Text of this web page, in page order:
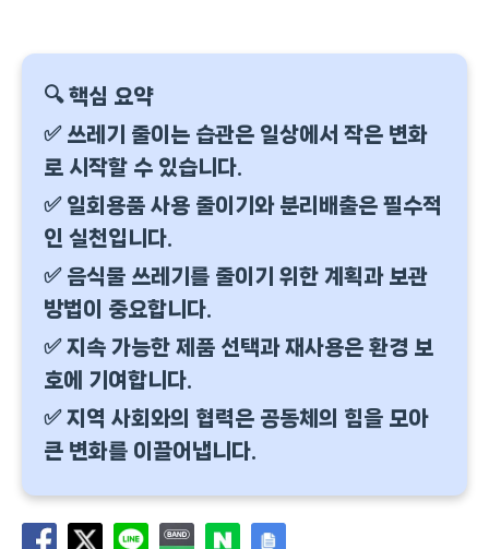
🔍 핵심 요약
✅ 쓰레기 줄이는 습관은 일상에서 작은 변화
로 시작할 수 있습니다.
✅ 일회용품 사용 줄이기와 분리배출은 필수적
인 실천입니다.
✅ 음식물 쓰레기를 줄이기 위한 계획과 보관
방법이 중요합니다.
✅ 지속 가능한 제품 선택과 재사용은 환경 보
호에 기여합니다.
✅ 지역 사회와의 협력은 공동체의 힘을 모아
큰 변화를 이끌어냅니다.